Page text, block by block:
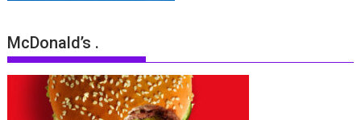
McDonald’s .